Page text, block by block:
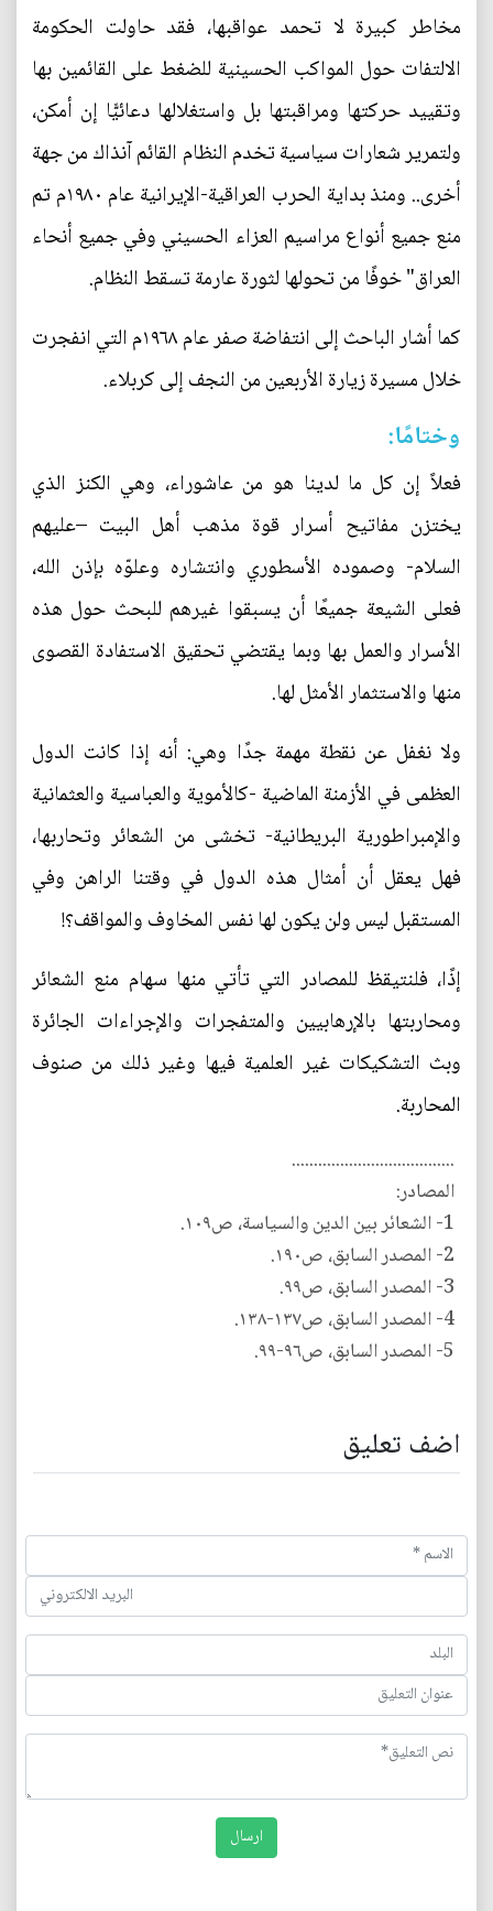
مخاطر كبيرة لا تحمد عواقبها، فقد حاولت الحكومة
الالتفات حول المواكب الحسينية للضغط على القائمين بها
وتقييد حركتها ومراقبتها بل واستغلالها دعائيًّا إن أمكن،
ولتمرير شعارات سياسية تخدم النظام القائم آنذاك من جهة
أخرى.. ومنذ بداية الحرب العراقية-الإيرانية عام ١٩٨٠م تم
منع جميع أنواع مراسيم العزاء الحسيني وفي جميع أنحاء
العراق" خوفًا من تحولها لثورة عارمة تسقط النظام.
كما أشار الباحث إلى انتفاضة صفر عام ١٩٦٨م التي انفجرت
خلال مسيرة زيارة الأربعين من النجف إلى كربلاء.
وختامًا:
فعلاً إن كل ما لدينا هو من عاشوراء، وهي الكنز الذي
يختزن مفاتيح أسرار قوة مذهب أهل البيت –عليهم
السلام- وصموده الأسطوري وانتشاره وعلوّه بإذن الله،
فعلى الشيعة جميعًا أن يسبقوا غيرهم للبحث حول هذه
الأسرار والعمل بها وبما يقتضي تحقيق الاستفادة القصوى
منها والاستثمار الأمثل لها.
ولا نغفل عن نقطة مهمة جدًا وهي: أنه إذا كانت الدول
العظمى في الأزمنة الماضية -كالأموية والعباسية والعثمانية
والإمبراطورية البريطانية- تخشى من الشعائر وتحاربها،
فهل يعقل أن أمثال هذه الدول في وقتنا الراهن وفي
المستقبل ليس ولن يكون لها نفس المخاوف والمواقف؟!
إذًا، فلنتيقظ للمصادر التي تأتي منها سهام منع الشعائر
ومحاربتها بالإرهابيين والمتفجرات والإجراءات الجائرة
وبث التشكيكات غير العلمية فيها وغير ذلك من صنوف
المحاربة.
.....................................
المصادر:
1- الشعائر بين الدين والسياسة، ص١٠٩.
2- المصدر السابق، ص١٩٠.
3- المصدر السابق، ص٩٩.
4- المصدر السابق، ص١٣٧-١٣٨.
5- المصدر السابق، ص٩٦-٩٩.
اضف تعليق